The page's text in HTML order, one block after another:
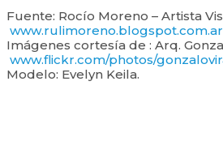
Fuente: Rocío Moreno – Artista
www.rulimoreno.blogspot.com.ar
Imágenes cortesía de : Arq.
www.flickr.com/photos/
Modelo: Evelyn Keila.